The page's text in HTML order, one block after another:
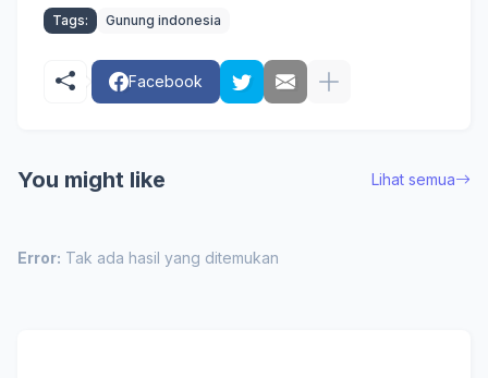
Tags: Gunung indonesia
Facebook
You might like Lihat semua
Error: Tak ada hasil yang ditemukan